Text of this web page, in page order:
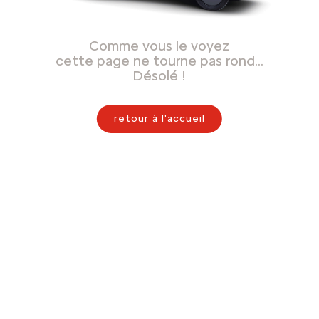
Comme vous le voyez
cette page ne tourne pas rond…
Désolé !
retour à l'accueil